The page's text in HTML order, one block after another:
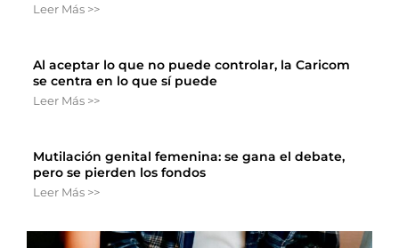
Leer Más >>
Al aceptar lo que no puede controlar, la Caricom
se centra en lo que sí puede
Leer Más >>
Mutilación genital femenina: se gana el debate,
pero se pierden los fondos
Leer Más >>